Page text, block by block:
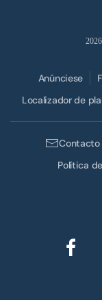
2026
Anúnciese
Localizador de
Contacto
Política